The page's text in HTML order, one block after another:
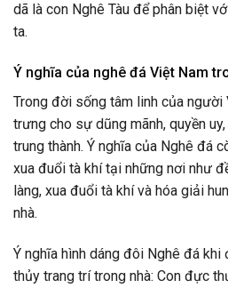
dã là con Nghê Tàu để phân biệt
ta.
Ý nghĩa của nghê đá Việt Nam
Trong đời sống tâm linh của
trưng cho sự dũng mãnh, quyền
trung thành. Ý nghĩa của Nghê đá
xua đuổi tà khí tại những nơi như
làng, xua đuổi tà khí và hóa giải
nhà.
Ý nghĩa hình dáng đôi Nghê đá
thủy trang trí trong nhà: Con đực